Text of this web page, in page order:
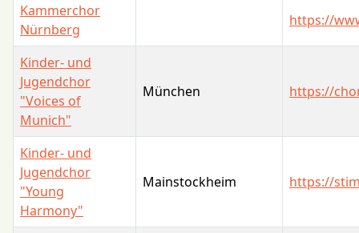
Kammerchor
Nürnberg
https://
Kinder- und
Jugendchor
"Voices of
Munich"
München https://
Kinder- und
Jugendchor
"Young
Harmony"
Mainstockheim https://